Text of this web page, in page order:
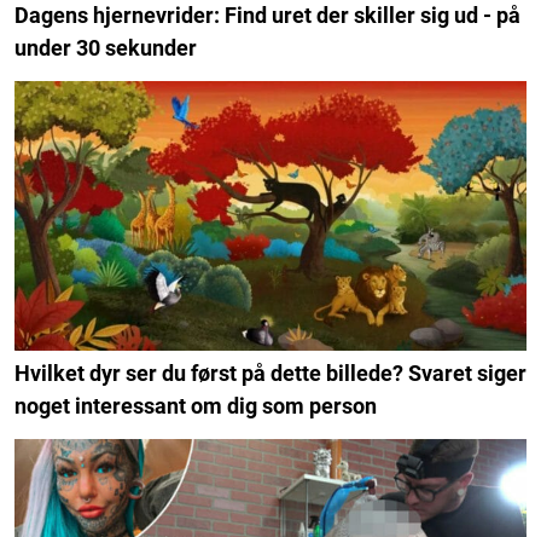
Dagens hjernevrider: Find uret der skiller sig ud - på
under 30 sekunder
Hvilket dyr ser du først på dette billede? Svaret siger
noget interessant om dig som person